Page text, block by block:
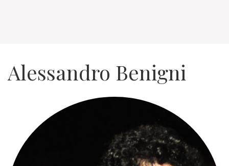
Alessandro Benigni